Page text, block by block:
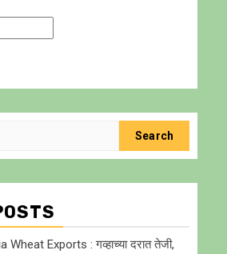
Exports : गव्हाच्या दरात तेजी,